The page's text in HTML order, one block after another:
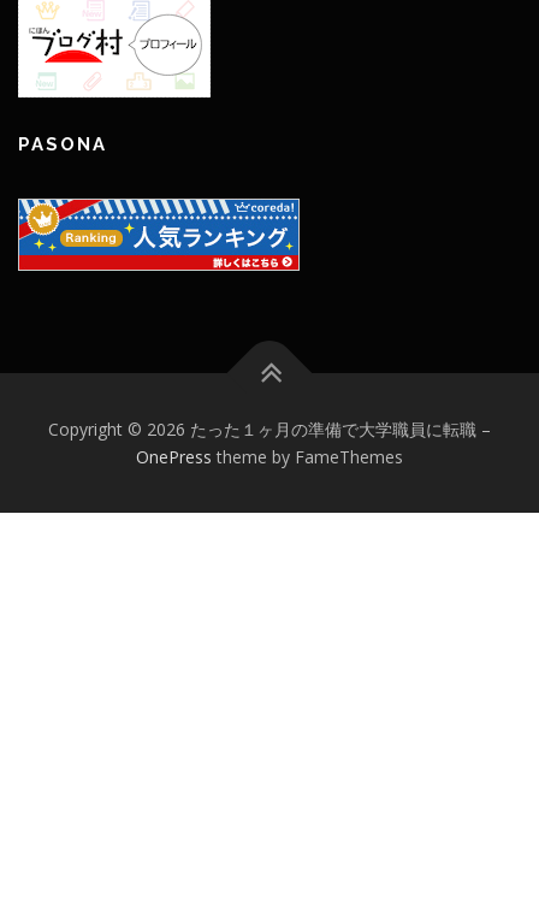
PASONA
Copyright © 2026 たった１ヶ月の準備で大学職員に転職 –
OnePress theme by FameThemes